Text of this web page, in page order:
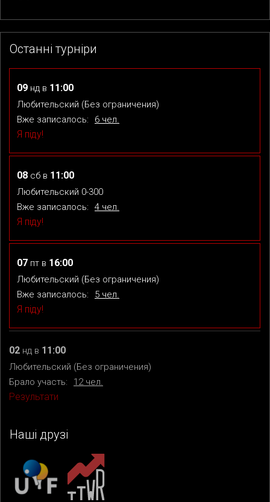
Останні турніри
09 нд в 11:00
Любительский (Без ограничения)
Вже записалось:
6 чел.
Я піду!
08 сб в 11:00
Любительский 0-300
Вже записалось:
4 чел.
Я піду!
07 пт в 16:00
Любительский (Без ограничения)
Вже записалось:
5 чел.
Я піду!
02 нд в 11:00
Любительский (Без ограничения)
Брало участь:
12 чел.
Результати
Наші друзі